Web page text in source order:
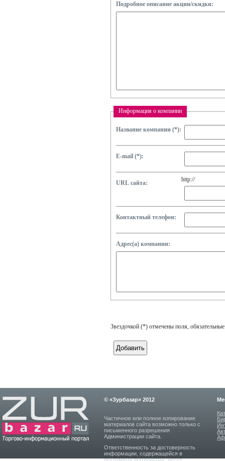
Подробное описание акции/скидки:
Информация о компании
Название компании (*):
E-mail (*):
URL сайта: http://
Контактный телефон:
Адрес(а) компании:
Звездочкой (*) отмечены поля,
© «Зурбазар» 2012
Частичное или полное копирование
материалов сайта возможно только с
письменного разрешения
Администрации сайта.
Ответственность за достоверность
информации, содержащейся в
рекламных материалах, несет